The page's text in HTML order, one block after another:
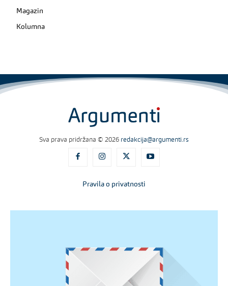
Magazin
Kolumna
Sva prava pridržana © 2026 redakcija@argumenti.rs
Pravila o privatnosti